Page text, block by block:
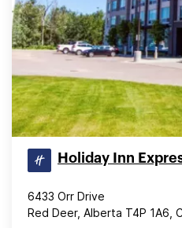
Holiday Inn
6433 Orr Drive
Red Deer, Alberta T4P 1A6,